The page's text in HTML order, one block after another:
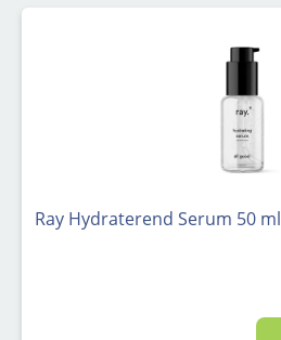
Ray Hydraterend Serum 50 ml